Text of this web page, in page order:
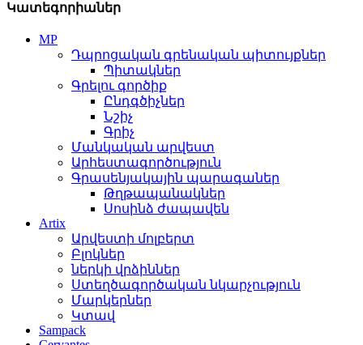
Կատեգորիաներ
MP
Դպրոցական գրենական պիտույքներ
Պիտակներ
Գրելու գործիք
Ընդգծիչներ
Նշիչ
Գրիչ
Մանկական արվեստ
Արհեստագործություն
Գրասենյակային պարագաներ
Թղթապանակներ
Սոսինձ ժապավեն
Artix
Արվեստի մոլբերտ
Բլոկներ
ներկի վրձիններ
Ստեղծագործական նկարչություն
Մարկերներ
Կտավ
Sampack